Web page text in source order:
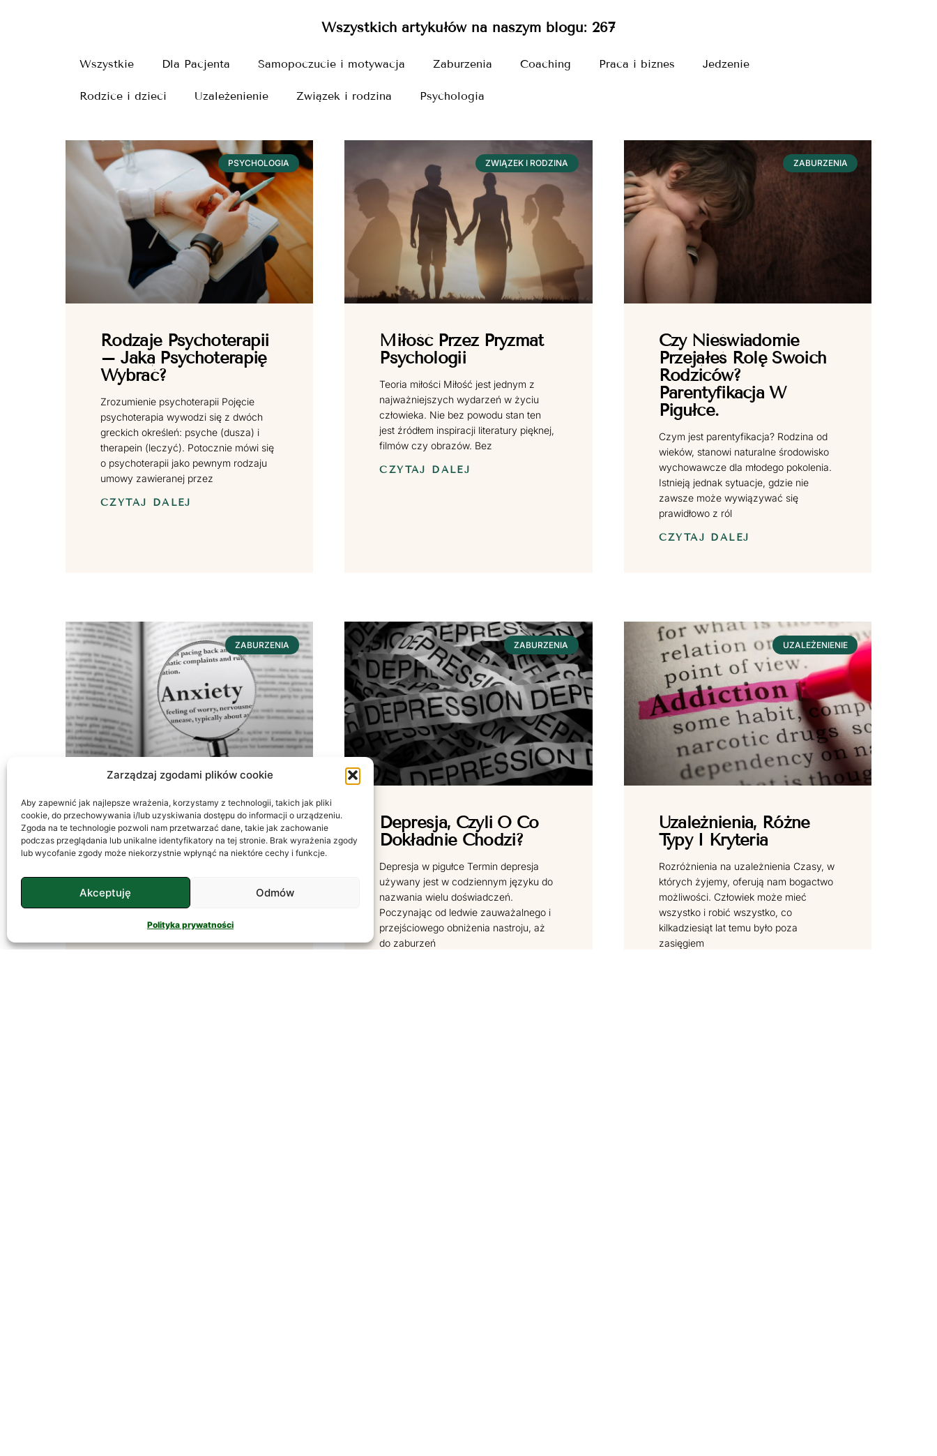
Zarządzaj zgodami plików cookie
Aby zapewnić jak najlepsze wrażenia, korzystamy z technologii, takich jak pliki
cookie, do przechowywania i/lub uzyskiwania dostępu do informacji o urządzeniu.
Zgoda na te technologie pozwoli nam przetwarzać dane, takie jak zachowanie
podczas przeglądania lub unikalne identyfikatory na tej stronie. Brak wyrażenia zgody
lub wycofanie zgody może niekorzystnie wpłynąć na niektóre cechy i funkcje.
Akceptuję Odmów
Polityka prywatności
Wszystkich artykułów na naszym blogu: 267
Wszystkie Dla Pacjenta Samopoczucie i motywacja Zaburzenia Coaching Praca i biznes Jedzenie
Rodzice i dzieci Uzależenienie Związek i rodzina Psychologia
PSYCHOLOGIA
Rodzaje Psychoterapii
– Jaką Psychoterapię
Wybrać?
Zrozumienie psychoterapii Pojęcie
psychoterapia wywodzi się z dwóch
greckich określeń: psyche (dusza) i
therapein (leczyć). Potocznie mówi się
o psychoterapii jako pewnym rodzaju
umowy zawieranej przez
CZYTAJ DALEJ
ZWIĄZEK I RODZINA
Miłość Przez Pryzmat
Psychologii
Teoria miłości Miłość jest jednym z
najważniejszych wydarzeń w życiu
człowieka. Nie bez powodu stan ten
jest źródłem inspiracji literatury pięknej,
filmów czy obrazów. Bez
CZYTAJ DALEJ
ZABURZENIA
Czy Nieświadomie
Przejąłeś Rolę Swoich
Rodziców?
Parentyfikacja W
Pigułce.
Czym jest parentyfikacja? Rodzina od
wieków, stanowi naturalne środowisko
wychowawcze dla młodego pokolenia.
Istnieją jednak sytuacje, gdzie nie
zawsze może wywiązywać się
prawidłowo z ról
CZYTAJ DALEJ
ZABURZENIA
Lęk, Strach, Czy Fobia?
O co chodzi z tym lękiem? Każdy z nas
samolotem, inni pająków, a niektórzy
śmierci. Strach jest naturalnym
CZYTAJ DALEJ
ZABURZENIA
Depresja, Czyli O Co
Dokładnie Chodzi?
Depresja w pigułce Termin depresja
używany jest w codziennym języku do
nazwania wielu doświadczeń.
Poczynając od ledwie zauważalnego i
przejściowego obniżenia nastroju, aż
do zaburzeń
UZALEŻENIENIE
Uzależnienia, Różne
Typy I Kryteria
Rozróżnienia na uzależnienia Czasy, w
których żyjemy, oferują nam bogactwo
możliwości. Człowiek może mieć
wszystko i robić wszystko, co
kilkadziesiąt lat temu było poza
zasięgiem